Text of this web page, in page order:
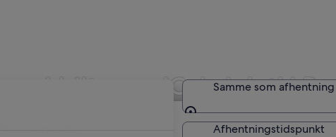
biltypen 'Cabriolet' i
Samme som afhentning
Samme som afhentning
Afhentningstidspunkt